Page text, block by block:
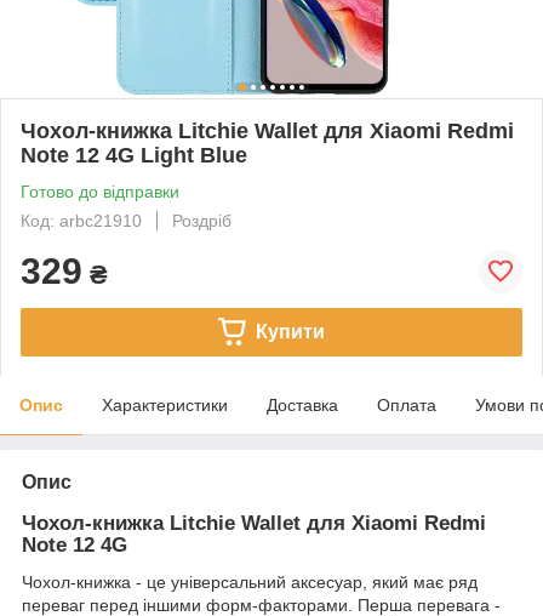
Чохол-книжка Litchie Wallet для Xiaomi Redmi
Note 12 4G Light Blue
Готово до відправки
Код: arbc21910
Роздріб
329 ₴
Купити
Опис Характеристики Доставка Оплата Умови
Опис
Чохол-книжка Litchie Wallet для Xiaomi Redmi
Note 12 4G
Чохол-книжка - це універсальний аксесуар, який має ряд
переваг перед іншими форм-факторами. Перша перевага -